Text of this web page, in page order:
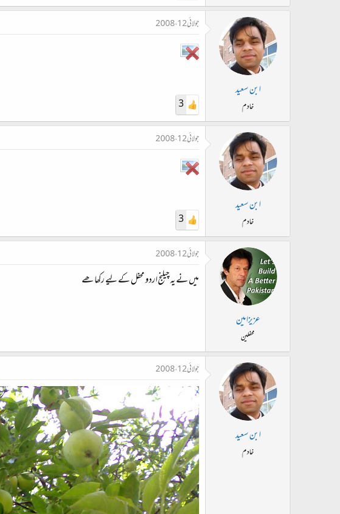
ابن سعید
خادم
جولائی 12، 2008
3
ابن سعید
خادم
جولائی 12، 2008
3
عزیزامین
محفلین
جولائی 12، 2008
میں نے یہ چیلنج اردو محفل کے لیے رکھا ھے
ابن سعید
خادم
جولائی 12، 2008